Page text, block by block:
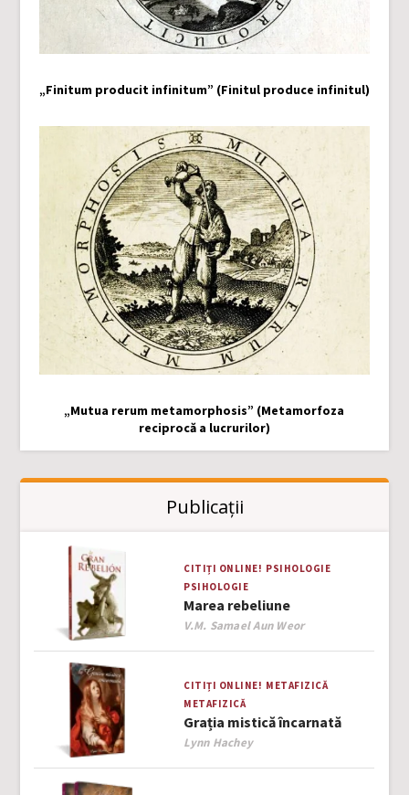
„Finitum producit infinitum” (Finitul produce infinitul)
„Mutua rerum metamorphosis” (Metamorfoza
reciprocă a lucrurilor)
Publicații
CITIȚI ONLINE! PSIHOLOGIE
PSIHOLOGIE
Marea rebeliune
Author
V.M. Samael Aun Weor
CITIȚI ONLINE! METAFIZICĂ
METAFIZICĂ
Grația mistică încarnată
Author
Lynn Hachey